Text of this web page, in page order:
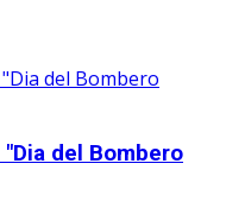
del Bombero